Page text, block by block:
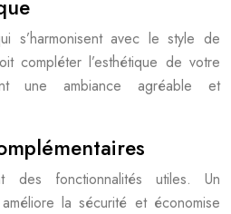
s’harmonisent avec le style de
compléter l’esthétique de votre
une ambiance agréable et
des fonctionnalités utiles. Un
la sécurité et économise